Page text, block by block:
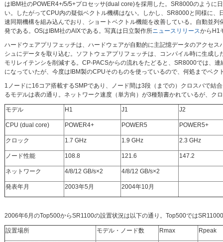
はIBM社のPOWER4+/5/5+プロセッサ(dual core)を採用した。SR8000のように
い。したがってCPU内の疑似ベクトル機構はない。しかし、SR8000と同様に、
速同期機構を組み込んでおり、ショートベクトル機能を改善している。自動並列
発である。OSはIBM社のAIXである。写真は日立製作所ニュースリリースからH1
ハードウェアプリフェッチは、ハードウェアが自動的に主記憶データのアクセス
シュにデータを取り込む。ソフトウェアプリフェッチは、コンパイル時に生成
モリレイテンシを削減する。CP-PACSからの流れをたどると、SR8000では、
になっていたが、今度はIBM製のCPUそのものを使っているので、何処までベク
1ノードに16コア搭載するSMPであり、ノード間は3段（までの）クロスバで結
るモデルは表の通り。ネットワーク速度（単方向）が3種類書かれているが、ク
モデル H1 J1 J2
CPU (dual core) POWER4+ POWER5 POWER5+
クロック 1.7 GHz 1.9 GHz 2.3 GHz
ノード性能 108.8 121.6 147.2
ネットワーク 4/8/12 GB/s×2 4/8/12 GB/s×2
発表年月 2003年5月 2004年10月
2006年6月のTop500からSR1100の設置状況は以下の通り。Top500では
設置場所 モデル・ノード数 Rmax Rpeak